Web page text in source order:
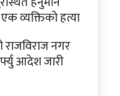
एक व्यक्तिको हत्या
राजविराज नगर
आदेश जारी